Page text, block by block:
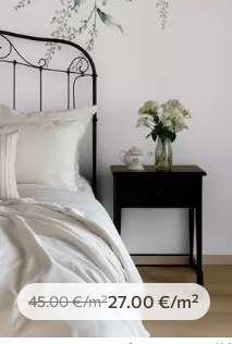
45.00€/m²27 .00 €/m²